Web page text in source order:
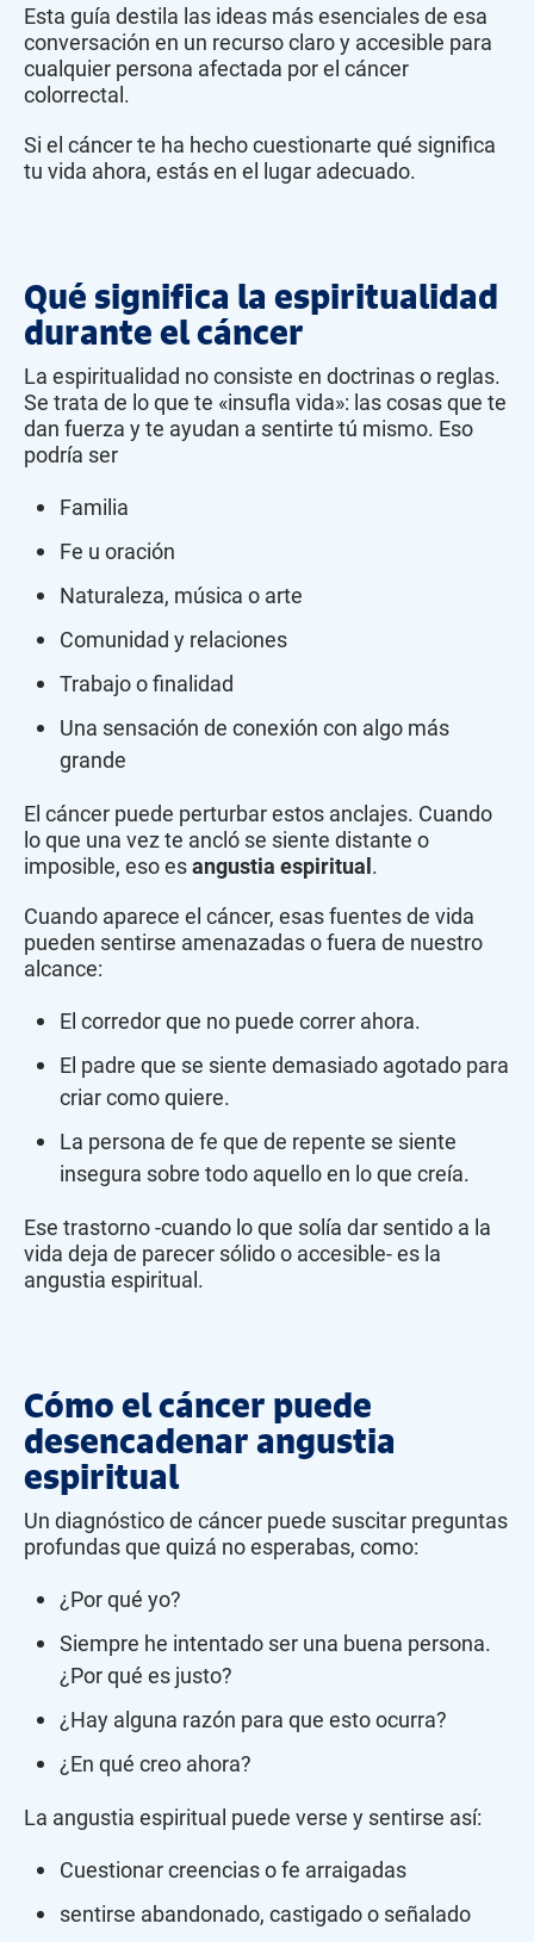
Esta guía destila las ideas más esenciales de esa
conversación en un recurso claro y accesible para
cualquier persona afectada por el cáncer
colorrectal.
Si el cáncer te ha hecho cuestionarte qué significa
tu vida ahora, estás en el lugar adecuado.
Qué significa la espiritualidad
durante el cáncer
La espiritualidad no consiste en doctrinas o reglas.
Se trata de lo que te «insufla vida»: las cosas que te
dan fuerza y te ayudan a sentirte tú mismo. Eso
podría ser
Familia
Fe u oración
Naturaleza, música o arte
Comunidad y relaciones
Trabajo o finalidad
Una sensación de conexión con algo más
grande
El cáncer puede perturbar estos anclajes. Cuando
lo que una vez te ancló se siente distante o
imposible, eso esangustia espiritual.
Cuando aparece el cáncer, esas fuentes de vida
pueden sentirse amenazadas o fuera de nuestro
alcance:
El corredor que no puede correr ahora.
El padre que se siente demasiado agotado para
criar como quiere.
La persona de fe que de repente se siente
insegura sobre todo aquello en lo que creía.
Ese trastorno -cuando lo que solía dar sentido a la
vida deja de parecer sólido o accesible- es la
angustia espiritual.
Cómo el cáncer puede
desencadenar angustia
espiritual
Un diagnóstico de cáncer puede suscitar preguntas
profundas que quizá no esperabas, como:
¿Por qué yo?
Siempre he intentado ser una buena persona.
¿Por qué es justo?
¿Hay alguna razón para que esto ocurra?
¿En qué creo ahora?
La angustia espiritual puede verse y sentirse así:
Cuestionar creencias o fe arraigadas
sentirse abandonado, castigado o señalado